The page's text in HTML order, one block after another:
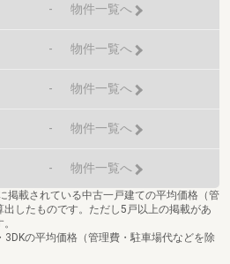
- 物件一覧へ
- 物件一覧へ
- 物件一覧へ
- 物件一覧へ
- 物件一覧へ
掲載されている中古一戸建ての平均価格（管
したものです。ただし5戸以上の掲載があ
3DKの平均価格（管理費・駐車場代などを除